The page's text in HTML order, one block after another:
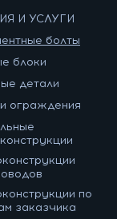
И УСЛУГИ
болты
блоки
детали
ограждения
по
заказчика